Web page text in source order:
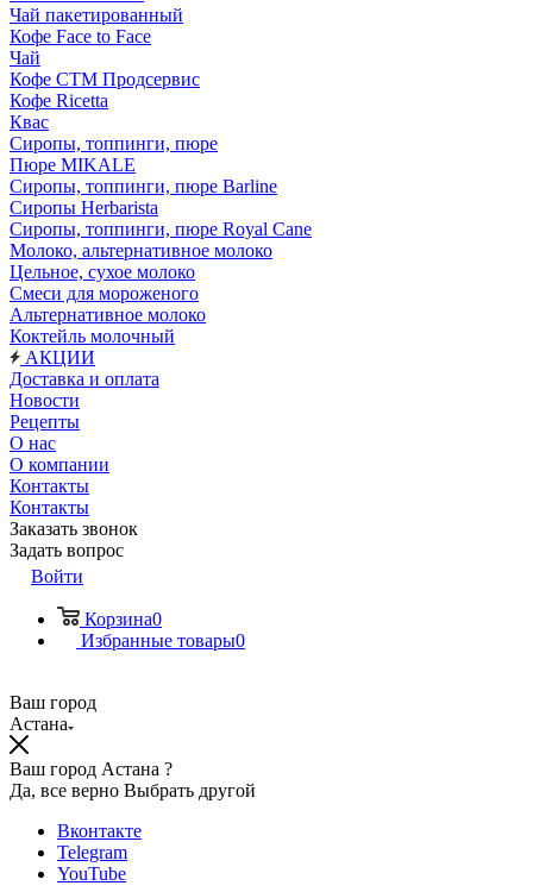
Чай пакетированный
Кофе Face to Face
Чай
Кофе СТМ Продсервис
Кофе Ricetta
Квас
Сиропы, топпинги, пюре
Пюре MIKALE
Сиропы, топпинги, пюре Barline
Сиропы Herbarista
Сиропы, топпинги, пюре Royal Cane
Молоко, альтернативное молоко
Цельное, сухое молоко
Смеси для мороженого
Альтернативное молоко
Коктейль молочный
АКЦИИ
Доставка и оплата
Новости
Рецепты
О нас
О компании
Контакты
Контакты
Заказать звонок
Задать вопрос
Войти
Корзина0
Избранные товары0
Ваш город
Астана
Ваш город Астана ?
Да, все верно Выбрать другой
Вконтакте
Telegram
YouTube